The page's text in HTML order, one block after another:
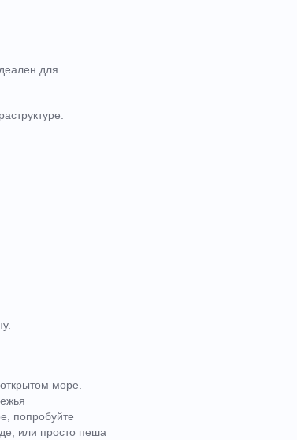
для
море.
попробуйте
или просто пеша